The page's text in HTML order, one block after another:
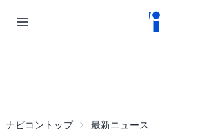
ナビコントップ 最新ニュース